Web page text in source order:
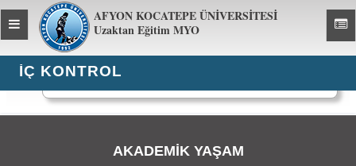
AFYON KOCATEPE ÜNİVERSİTESİ
Uzaktan Eğitim MYO
Toggle
global
navigation
İÇ KONTROL
AKADEMİK YAŞAM